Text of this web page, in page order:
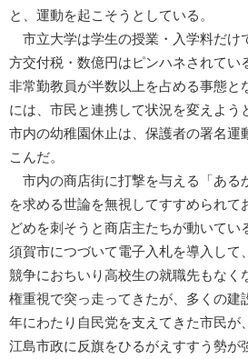
と、運動を起こそうとしている。
市立大学は学生の授業・入学料だけ
方交付税・数億円はピンハネされてい
非常勤教員が半数以上を占める事態と
には、市民と連携して状況を変えよう
市内の幼稚園休止は、保護者の署名運
こんだ。
市内の商店街に打撃を与える「ある
を求める世論を無視してすすめられて
どめを刺そうと商店主たちが動いてい
須賀市につづいて電子入札を導入して
競争におちいり高校生の就職先もなく
権重視で突っ走ってきたが、多くの建
年にわたり自民党を支えてきた市民が
江島市政に反旗をひるがえすすう勢が